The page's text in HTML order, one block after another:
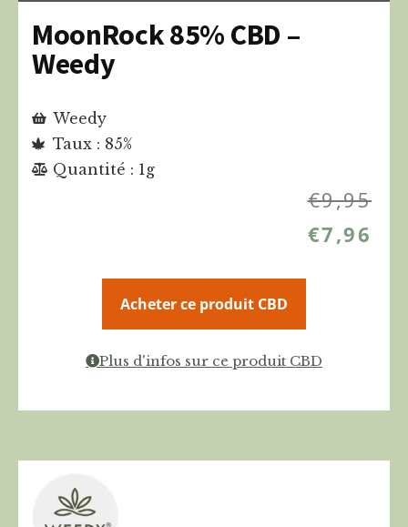
MoonRock 85% CBD –
Weedy
Weedy
Taux : 85%
Quantité : 1g
€9,95
€7,96
Acheter ce produit CBD
Plus d'infos sur ce produit CBD